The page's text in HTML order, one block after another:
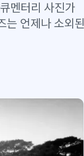
멘터리 사진가
는 언제나 소외된